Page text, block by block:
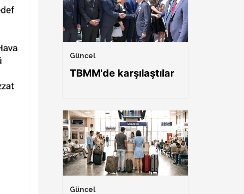
Güncel
TBMM'de karşılaştılar
Güncel